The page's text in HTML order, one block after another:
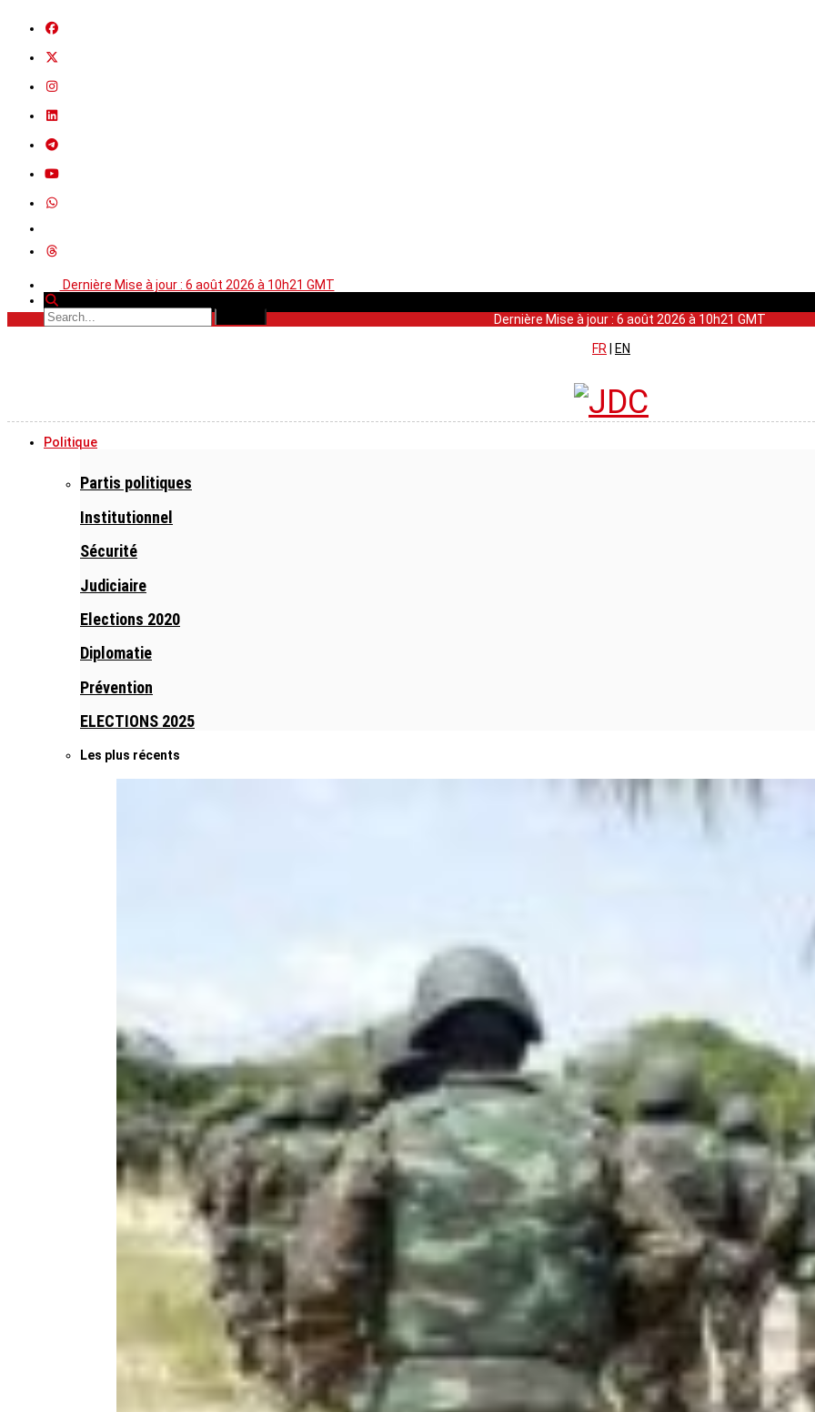
Dernière Mise à jour : 6 août 2026 à 10h21 GMT
Dernière Mise à jour : 6 août 2026 à 10h21 GMT
FR
EN
Politique
Partis politiques
Institutionnel
Sécurité
Judiciaire
Elections 2020
Diplomatie
Prévention
ELECTIONS 2025
Les plus récents